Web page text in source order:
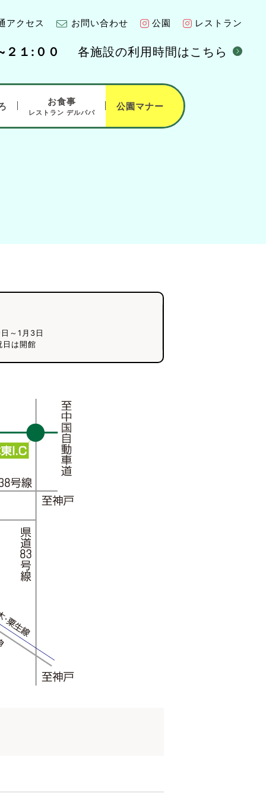
アクセス お問い合わせ 公園 レストラン
２１:００ 各施設の利用時間はこちら
お食事
レストラン デルパパ
公園マナー
～1月3日
は開館